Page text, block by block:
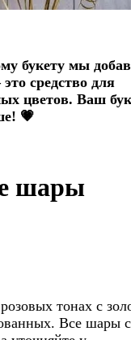
букету мы
средство для
цветов. Ваш
💗
шары
тонах с
Все шары с